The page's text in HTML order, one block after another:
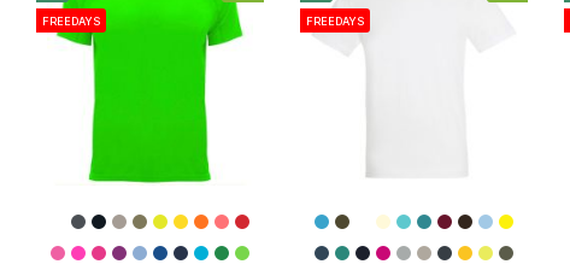
FREEDAYS FREEDAYS